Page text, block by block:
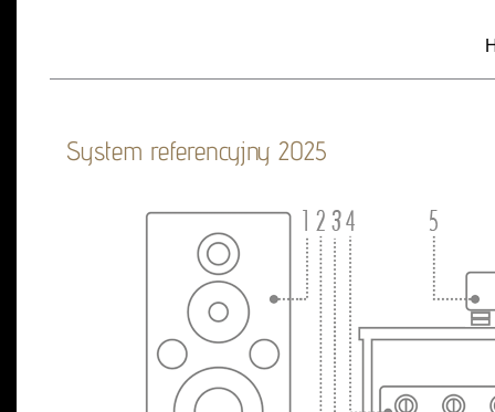
System referencyjny 2025